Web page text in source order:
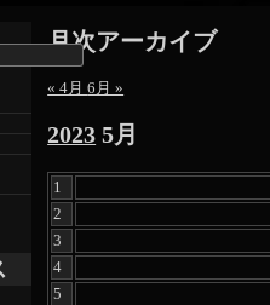
月次アーカイブ
« 4月6月 »
2023 5月
1
2
3
4
5